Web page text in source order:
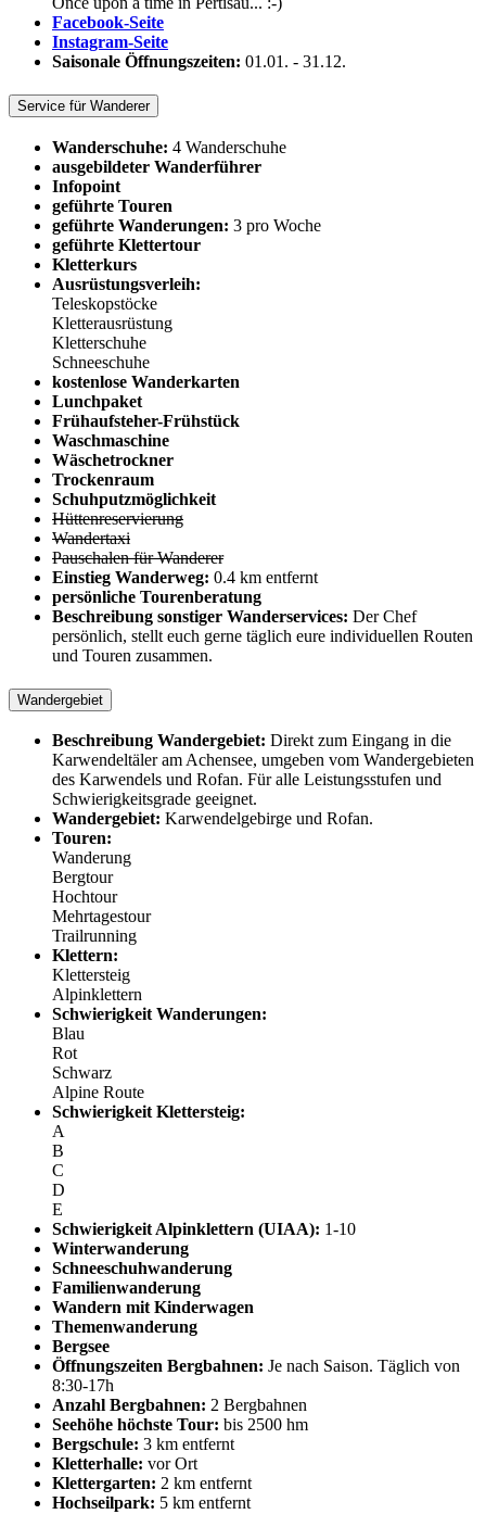
Facebook-Seite
Instagram-Seite
Saisonale Öffnungszeiten: 01.01. - 31.12.
Service für Wanderer
Wanderschuhe: 4 Wanderschuhe
ausgebildeter Wanderführer
Infopoint
geführte Touren
geführte Wanderungen: 3 pro Woche
geführte Klettertour
Kletterkurs
Ausrüstungsverleih:
Teleskopstöcke
Kletterausrüstung
Kletterschuhe
Schneeschuhe
kostenlose Wanderkarten
Lunchpaket
Frühaufsteher-Frühstück
Waschmaschine
Wäschetrockner
Trockenraum
Schuhputzmöglichkeit
Hüttenreservierung
Wandertaxi
Pauschalen für Wanderer
Einstieg Wanderweg: 0.4 km entfernt
persönliche Tourenberatung
Beschreibung sonstiger Wanderservices: Der Chef
persönlich, stellt euch gerne täglich eure individuellen Routen
und Touren zusammen.
Wandergebiet
Beschreibung Wandergebiet: Direkt zum Eingang in die
Karwendeltäler am Achensee, umgeben vom Wandergebieten
des Karwendels und Rofan. Für alle Leistungsstufen und
Schwierigkeitsgrade geeignet.
Wandergebiet: Karwendelgebirge und Rofan.
Touren:
Wanderung
Bergtour
Hochtour
Mehrtagestour
Trailrunning
Klettern:
Klettersteig
Alpinklettern
Schwierigkeit Wanderungen:
Blau
Rot
Schwarz
Alpine Route
Schwierigkeit Klettersteig:
A
B
C
D
E
Schwierigkeit Alpinklettern (UIAA): 1-10
Winterwanderung
Schneeschuhwanderung
Familienwanderung
Wandern mit Kinderwagen
Themenwanderung
Bergsee
Öffnungszeiten Bergbahnen: Je nach Saison. Täglich von
8:30-17h
Anzahl Bergbahnen: 2 Bergbahnen
Seehöhe höchste Tour: bis 2500 hm
Bergschule: 3 km entfernt
Kletterhalle: vor Ort
Klettergarten: 2 km entfernt
Hochseilpark: 5 km entfernt